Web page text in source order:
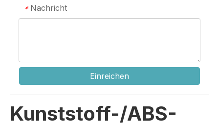
* Nachricht
Einreichen
Kunststoff-/ABS-